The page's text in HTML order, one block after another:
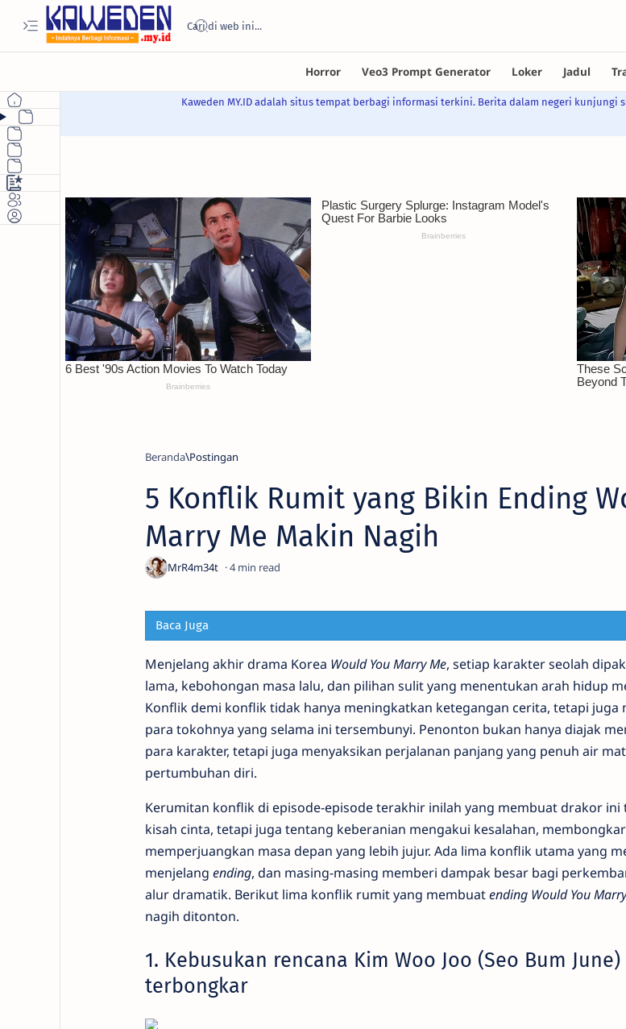
Kaweden MY.ID adalah situs tempat berbagi informasi terkini. Berita dalam negeri kunjungi
Beranda
5 Konflik Rumit yang Bikin Ending
Marry Me Makin Nagih
4
Baca Juga
Menjelang akhir drama Korea Would You Marry Me, setiap karakter seolah
lama, kebohongan masa lalu, dan pilihan sulit yang menentukan arah hidup
Konflik demi konflik tidak hanya meningkatkan ketegangan cerita, tetapi juga
para tokohnya yang selama ini tersembunyi. Penonton bukan hanya diajak
para karakter, tetapi juga menyaksikan perjalanan panjang yang penuh air
pertumbuhan diri.
Kerumitan konflik di episode-episode terakhir inilah yang membuat drakor ini
kisah cinta, tetapi juga tentang keberanian mengakui kesalahan,
memperjuangkan masa depan yang lebih jujur. Ada lima konflik utama yang
menjelang ending, dan masing-masing memberi dampak besar bagi
alur dramatik. Berikut lima konflik rumit yang membuatending Would You
nagih ditonton.
1. Kebusukan rencana Kim Woo Joo (Seo Bum
terbongkar